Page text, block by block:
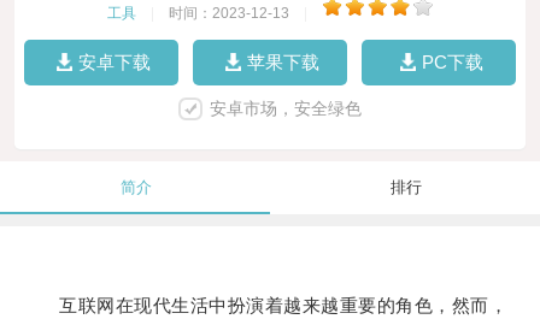
工具 时间：2023-12-13
安卓下载 苹果下载 PC下载
安卓市场，安全绿色
简介 排行
互联网在现代生活中扮演着越来越重要的角色，然而，